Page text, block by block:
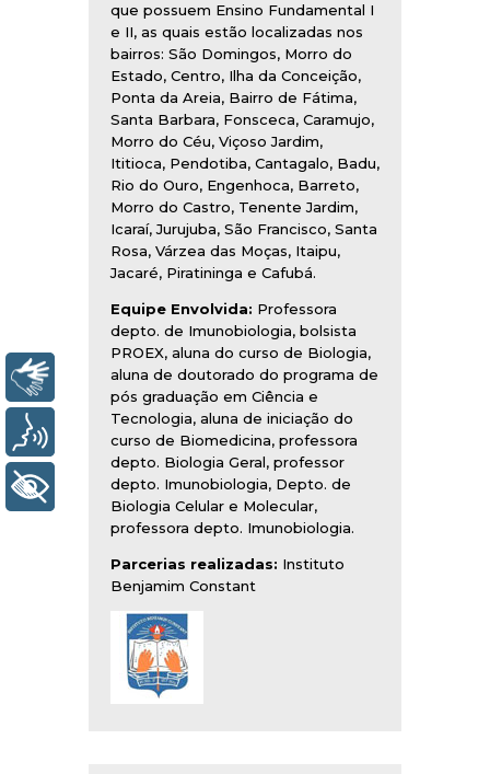
que possuem Ensino Fundamental I
e II, as quais estão localizadas nos
bairros: São Domingos, Morro do
Estado, Centro, Ilha da Conceição,
Ponta da Areia, Bairro de Fátima,
Santa Barbara, Fonsceca, Caramujo,
Morro do Céu, Viçoso Jardim,
Ititioca, Pendotiba, Cantagalo, Badu,
Rio do Ouro, Engenhoca, Barreto,
Morro do Castro, Tenente Jardim,
Icaraí, Jurujuba, São Francisco, Santa
Rosa, Várzea das Moças, Itaipu,
Jacaré, Piratininga e Cafubá.
Equipe Envolvida: Professora
depto. de Imunobiologia, bolsista
PROEX, aluna do curso de Biologia,
aluna de doutorado do programa de
pós graduação em Ciência e
Tecnologia, aluna de iniciação do
curso de Biomedicina, professora
depto. Biologia Geral, professor
depto. Imunobiologia, Depto. de
Biologia Celular e Molecular,
professora depto. Imunobiologia.
Parcerias realizadas: Instituto
Benjamim Constant
Libras
+ Acessibilidade